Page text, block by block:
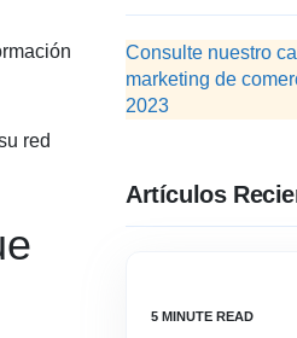
red
Consulte nuestro
marketing de
2023
Artículos